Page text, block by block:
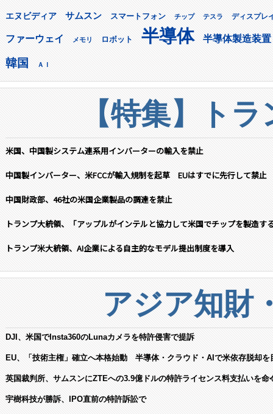
エヌビディア サムスン スマートフォン チップ テスラ ディスプレ
ファーウェイ メモリ ロボット 半導体 半導体製造装置
韓国 ＡＩ
【特集】ト
米国、中国製システム連系用インバーターの輸入を禁止
中国製インバーター、米FCCが輸入規制を起草 EUはすでに先行して禁止
中国財政部、46社の米国企業製品の調達を禁止
トランプ大統領、「アップルがインテルと協力して米国でチップを製造す
トランプ米大統領、AI企業による自主的なモデル提出制度を導入
アジア知財
DJI、米国でInsta360のLunaカメラを特許侵害で提訴
EU、「技術主権」確立へ本格始動 半導体・クラウド・AIで米依存脱却を
英国裁判所、サムスンにZTEへの3.9億ドルの特許ライセンス料支払いを命
宇樹科技が勝訴、IPO直前の特許訴訟で